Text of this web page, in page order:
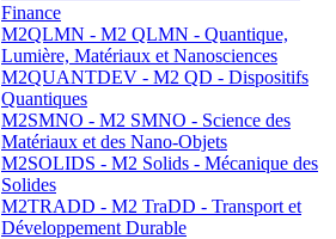
Finance
M2QLMN - M2 QLMN - Quantique,
Lumière, Matériaux et Nanosciences
M2QUANTDEV - M2 QD - Dispositifs
Quantiques
M2SMNO - M2 SMNO - Science des
Matériaux et des Nano-Objets
M2SOLIDS - M2 Solids - Mécanique des
Solides
M2TRADD - M2 TraDD - Transport et
Développement Durable